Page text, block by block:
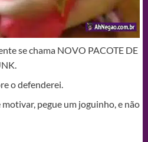
se chama NOVO PACOTE DE
o defenderei.
pegue um joguinho, e não